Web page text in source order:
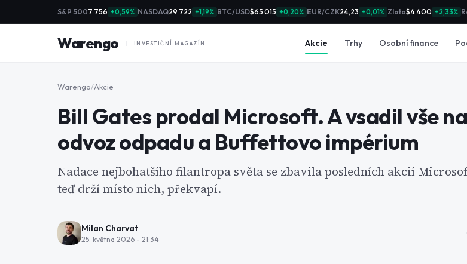
S&P 5007 756 +0,59% NASDAQ29 722 +1,19% BTC/USD$65 015 +0,20% EUR/CZK24,23 +0,01% Zlato$4 400 +2,33%
Warengo INVESTIČNÍ MAGAZÍN Akcie Trhy Osobní finance
Warengo/Akcie
Bill Gates prodal Microsoft. A vsadil vše na
odvoz odpadu a Buffettovo impérium
Nadace nejbohatšího filantropa světa se zbavila posledních akcií
teď drží místo nich, překvapí.
Milan Charvat
25. května 2026 - 21:34